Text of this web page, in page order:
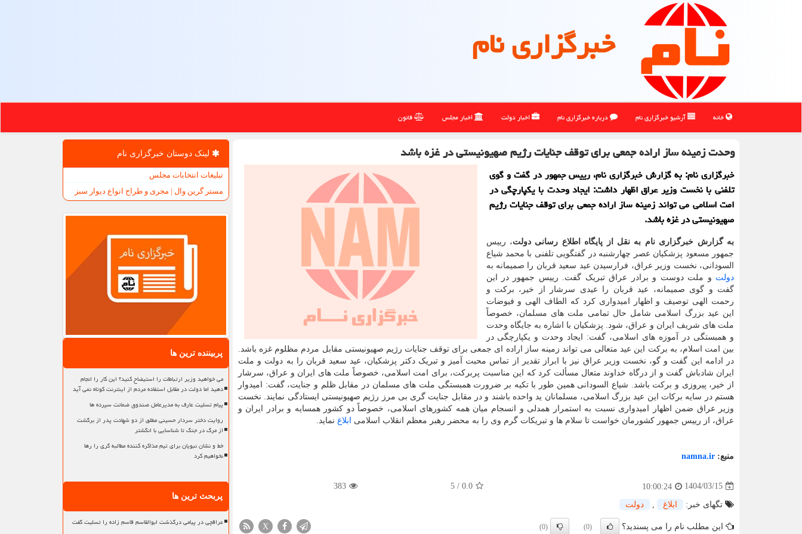
خبرگزاری نام
خانه آرشیو خبرگزاری نام درباره خبرگزاری نام اخبار دولت اخبار مجلس قانون
وحدت زمینه ساز اراده جمعی برای توقف جنایات رژیم صهیونیستی در غزه باشد
خبرگزاری نام: به گزارش خبرگزاری نام، رییس جمهور در گفت و گوی
تلفنی با نخست وزیر عراق اظهار داشت: ایجاد وحدت با یکپارچگی در
امت اسلامی می تواند زمینه ساز اراده جمعی برای توقف جنایات رژیم
صهیونیستی در غزه باشد.
به گزارش خبرگزاری نام به نقل از پایگاه اطلاع رسانی دولت، رییس
جمهور مسعود پزشکیان عصر چهارشنبه در گفتگویی تلفنی با محمد شیاع
السودانی، نخست وزیر عراق، فرارسیدن عید سعید قربان را صمیمانه به
دولت و ملت دوست و برادر عراق تبریک گفت. رییس جمهور در این
گفت و گوی صمیمانه، عید قربان را عیدی سرشار از خیر، برکت و
رحمت الهی توصیف و اظهار امیدواری کرد که الطاف الهی و فیوضات
این عید بزرگ اسلامی شامل حال تمامی ملت های مسلمان، خصوصاً
ملت های شریف ایران و عراق، شود. پزشکیان با اشاره به جایگاه وحدت
و همبستگی در آموزه های اسلامی، گفت: ایجاد وحدت و یکپارچگی در
بین امت اسلام، به برکت این عید متعالی می تواند زمینه ساز اراده ای جمعی برای توقف جنایات رژیم صهیونیستی مقابل مردم مظلوم غزه باشد.
در ادامه این گفت و گو، نخست وزیر عراق نیز با ابراز تقدیر از تماس محبت آمیز و تبریک دکتر پزشکیان، عید سعید قربان را به دولت و ملت
ایران شادباش گفت و از درگاه خداوند متعال مسألت کرد که این مناسبت پربرکت، برای امت اسلامی، خصوصاً ملت های ایران و عراق، سرشار
از خیر، پیروزی و برکت باشد. شیاع السودانی همین طور با تکیه بر ضرورت همبستگی ملت های مسلمان در مقابل ظلم و جنایت، گفت: امیدوار
هستم در سایه برکات این عید بزرگ اسلامی، مسلمانان ید واحده باشند و در مقابل جنایت گری بی مرز رژیم صهیونیستی ایستادگی نمایند. نخست
وزیر عراق ضمن اظهار امیدواری نسبت به استمرار همدلی و انسجام میان همه کشورهای اسلامی، خصوصاً دو کشور همسایه و برادر ایران و
عراق، از رییس جمهور کشورمان خواست تا سلام ها و تبریکات گرم وی را به محضر رهبر معظم انقلاب اسلامی
ابلاغ نماید.
منبع: namna.ir
1404/03/15
10:00:24
0.0
/
5
383
تگهای خبر: ابلاغ دولت
این مطلب نام را می پسندید؟ (0)
(0)
X
لینک دوستان خبرگزاری نام
تبلیغات انتخابات مجلس
مستر گرین وال | مجری و طراح انواع دیوار سبز
پربیننده ترین ها
می خواهید وزیر ارتباطات را استیضاح کنید؟ این کار را انجام
دهید اما دولت در مقابل استفاده مردم از اینترنت کوتاه نمی آید
پیام تسلیت عارف به مدیرعامل صندوق ضمانت سپرده ها
روایت دختر سردار حسینی مطلق از دو شهادت پدر از برگشت
از مرگ در جنگ تا شناسایی با انگشتر
خط و نشان نبویان برای تیم مذاکره کننده مطالبه گری را رها
نخواهیم کرد
پربحث ترین ها
عراقچی در پیامی درگذشت ابوالقاسم قاسم زاده را تسلیت گفت